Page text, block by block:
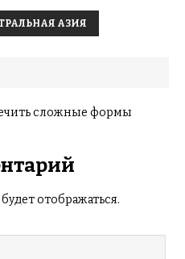
АЗИЯ
сложные формы
отображаться.